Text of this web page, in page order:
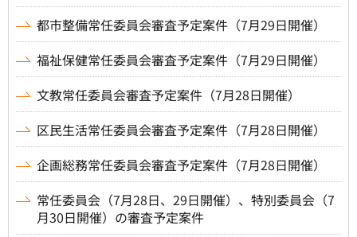
都市整備常任委員会審査予定案件（7月29日開催）
福祉保健常任委員会審査予定案件（7月29日開催）
文教常任委員会審査予定案件（7月28日開催）
区民生活常任委員会審査予定案件（7月28日開催）
企画総務常任委員会審査予定案件（7月28日開催）
常任委員会（7月28日、29日開催）、特別委員会（7
月30日開催）の審査予定案件